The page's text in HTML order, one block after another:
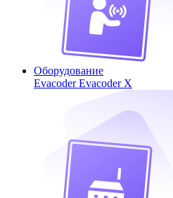
Оборудование
EvacoderEvacoder X